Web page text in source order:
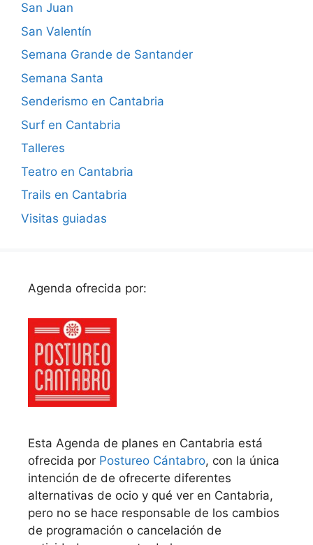
San Juan
San Valentín
Semana Grande de Santander
Semana Santa
Senderismo en Cantabria
Surf en Cantabria
Talleres
Teatro en Cantabria
Trails en Cantabria
Visitas guiadas
Agenda ofrecida por:
Esta Agenda de planes en Cantabria está
ofrecida por Postureo Cántabro, con la única
intención de de ofrecerte diferentes
alternativas de ocio y qué ver en Cantabria,
pero no se hace responsable de los cambios
de programación o cancelación de